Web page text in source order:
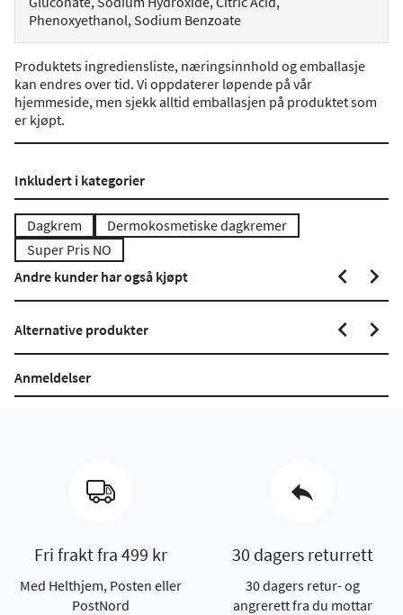
Phenoxyethanol, Sodium Benzoate
Produktets ingrediensliste, næringsinnhold og emballasje
kan endres over tid. Vi oppdaterer løpende på vår
hjemmeside, men sjekk alltid emballasjen på produktet som
er kjøpt.
Inkludert i kategorier
Dagkrem
Dermokosmetiske dagkremer
Super Pris NO
Andre kunder har også kjøpt
Alternative produkter
Anmeldelser
Fri frakt fra 499 kr
Med Helthjem, Posten eller
PostNord
30 dagers returrett
30 dagers retur- og
angrerett fra du mottar